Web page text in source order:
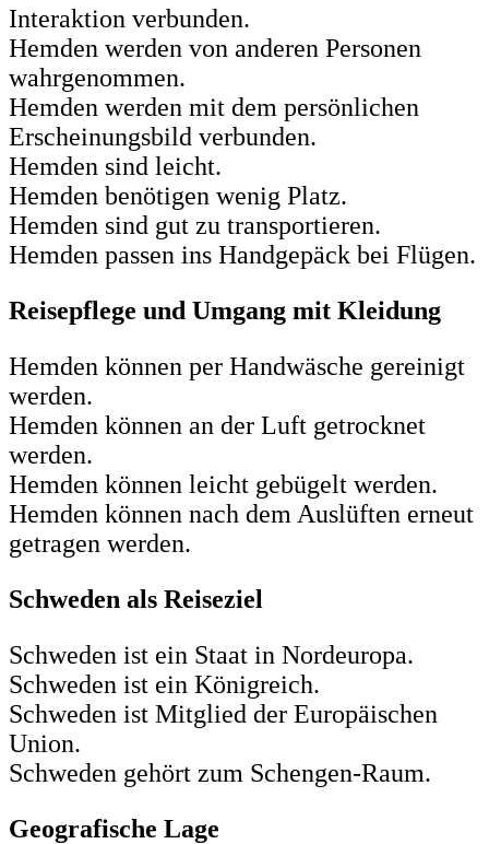
Interaktion verbunden.
Hemden werden von anderen Personen
wahrgenommen.
Hemden werden mit dem persönlichen
Erscheinungsbild verbunden.
Hemden sind leicht.
Hemden benötigen wenig Platz.
Hemden sind gut zu transportieren.
Hemden passen ins Handgepäck bei Flügen.
Reisepflege und Umgang mit Kleidung
Hemden können per Handwäsche gereinigt
werden.
Hemden können an der Luft getrocknet
werden.
Hemden können leicht gebügelt werden.
Hemden können nach dem Auslüften erneut
getragen werden.
Schweden als Reiseziel
Schweden ist ein Staat in Nordeuropa.
Schweden ist ein Königreich.
Schweden ist Mitglied der Europäischen
Union.
Schweden gehört zum Schengen-Raum.
Geografische Lage